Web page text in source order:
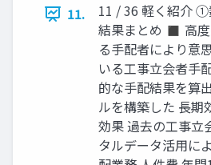
11.
11 / 36 軽く紹介
結果まとめ ◼ 高
る手配者により意
いる工事立会者手
的な手配結果を算
ルを構築した 長期
効果 過去の工事立
タルデータ活用に